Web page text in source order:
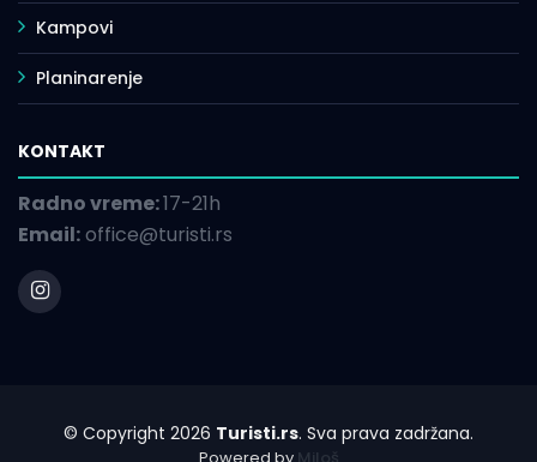
Kampovi
Planinarenje
KONTAKT
Radno vreme:17-21h
Email:office@turisti.rs
© Copyright 2026 Turisti.rs. Sva prava zadržana.